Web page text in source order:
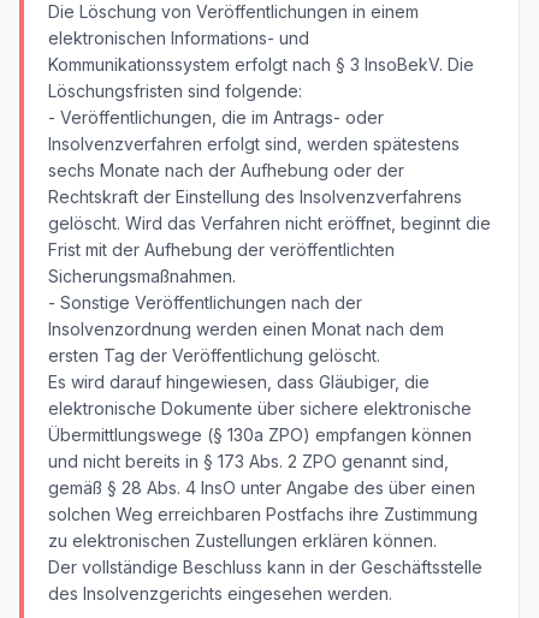
Die Löschung von Veröffentlichungen in einem
elektronischen Informations- und
Kommunikationssystem erfolgt nach § 3 InsoBekV. Die
Löschungsfristen sind folgende:
- Veröffentlichungen, die im Antrags- oder
Insolvenzverfahren erfolgt sind, werden spätestens
sechs Monate nach der Aufhebung oder der
Rechtskraft der Einstellung des Insolvenzverfahrens
gelöscht. Wird das Verfahren nicht eröffnet, beginnt die
Frist mit der Aufhebung der veröffentlichten
Sicherungsmaßnahmen.
- Sonstige Veröffentlichungen nach der
Insolvenzordnung werden einen Monat nach dem
ersten Tag der Veröffentlichung gelöscht.
Es wird darauf hingewiesen, dass Gläubiger, die
elektronische Dokumente über sichere elektronische
Übermittlungswege (§ 130a ZPO) empfangen können
und nicht bereits in § 173 Abs. 2 ZPO genannt sind,
gemäß § 28 Abs. 4 InsO unter Angabe des über einen
solchen Weg erreichbaren Postfachs ihre Zustimmung
zu elektronischen Zustellungen erklären können.
Der vollständige Beschluss kann in der Geschäftsstelle
des Insolvenzgerichts eingesehen werden.